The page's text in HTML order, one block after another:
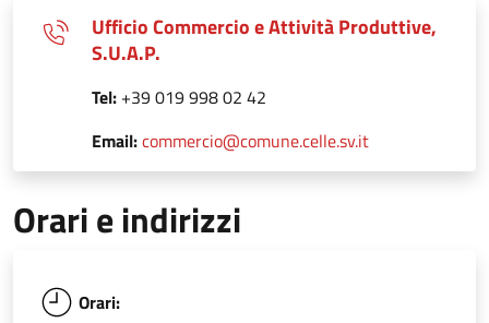
Ufficio Commercio e Attività Produttive,
S.U.A.P.
Tel: +39 019 998 02 42
Email:commercio@comune.celle.sv.it
Orari e indirizzi
Orari: